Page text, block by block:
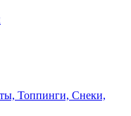
Топпинги, Снеки,